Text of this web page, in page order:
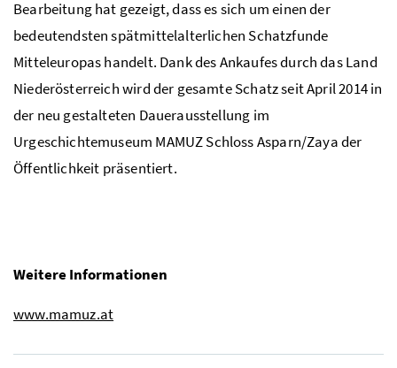
Bearbeitung hat gezeigt, dass es sich um einen der
bedeutendsten spätmittelalterlichen Schatzfunde
Mitteleuropas handelt. Dank des Ankaufes durch das Land
Niederösterreich wird der gesamte Schatz seit April 2014 in
der neu gestalteten Dauerausstellung im
Urgeschichtemuseum MAMUZ Schloss Asparn/Zaya der
Öffentlichkeit präsentiert.
Weitere Informationen
www.mamuz.at